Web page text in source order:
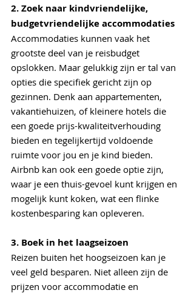
2. Zoek naar kindvriendelijke,
budgetvriendelijke accommodaties
Accommodaties kunnen vaak het
grootste deel van je reisbudget
opslokken. Maar gelukkig zijn er tal van
opties die specifiek gericht zijn op
gezinnen. Denk aan appartementen,
vakantiehuizen, of kleinere hotels die
een goede prijs-kwaliteitverhouding
bieden en tegelijkertijd voldoende
ruimte voor jou en je kind bieden.
Airbnb kan ook een goede optie zijn,
waar je een thuis-gevoel kunt krijgen en
mogelijk kunt koken, wat een flinke
kostenbesparing kan opleveren.
3. Boek in het laagseizoen
Reizen buiten het hoogseizoen kan je
veel geld besparen. Niet alleen zijn de
prijzen voor accommodatie en